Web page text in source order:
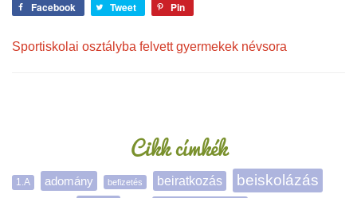
Facebook Tweet Pin
Sportiskolai osztályba felvett gyermekek névsora
Cikk címkék
1.A adomány befizetés beiratkozás beiskolázás